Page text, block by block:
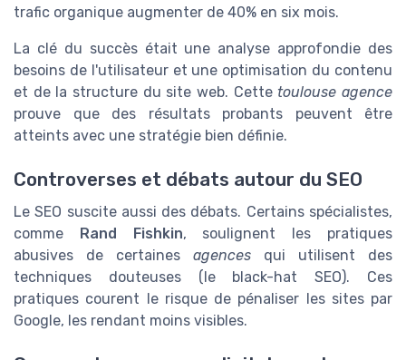
trafic organique augmenter de 40% en six mois.
La clé du succès était une analyse approfondie des
besoins de l'utilisateur et une optimisation du contenu
et de la structure du site web. Cette toulouse agence
prouve que des résultats probants peuvent être
atteints avec une stratégie bien définie.
Controverses et débats autour du SEO
Le SEO suscite aussi des débats. Certains spécialistes,
comme Rand Fishkin, soulignent les pratiques
abusives de certaines agences qui utilisent des
techniques douteuses (le black-hat SEO). Ces
pratiques courent le risque de pénaliser les sites par
Google, les rendant moins visibles.